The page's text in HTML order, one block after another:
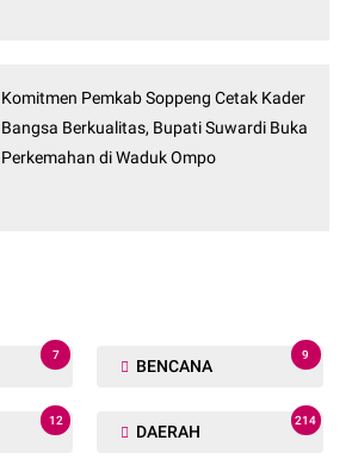
Komitmen Pemkab Soppeng Cetak Kader
Bangsa Berkualitas, Bupati Suwardi Buka
Perkemahan di Waduk Ompo
7
BENCANA
9
12
DAERAH
214